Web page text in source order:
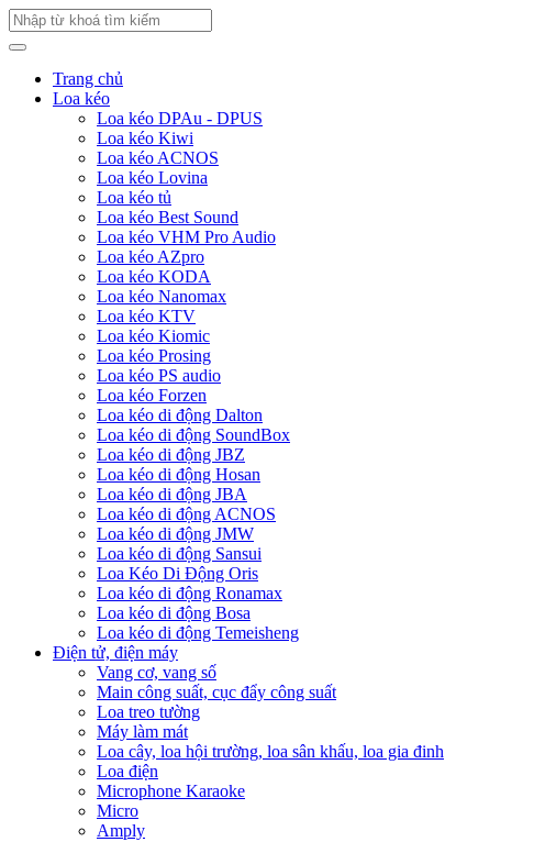
Trang chủ
Loa kéo
Loa kéo DPAu - DPUS
Loa kéo Kiwi
Loa kéo ACNOS
Loa kéo Lovina
Loa kéo tủ
Loa kéo Best Sound
Loa kéo VHM Pro Audio
Loa kéo AZpro
Loa kéo KODA
Loa kéo Nanomax
Loa kéo KTV
Loa kéo Kiomic
Loa kéo Prosing
Loa kéo PS audio
Loa kéo Forzen
Loa kéo di động Dalton
Loa kéo di động SoundBox
Loa kéo di động JBZ
Loa kéo di động Hosan
Loa kéo di động JBA
Loa kéo di động ACNOS
Loa kéo di động JMW
Loa kéo di động Sansui
Loa Kéo Di Động Oris
Loa kéo di động Ronamax
Loa kéo di động Bosa
Loa kéo di động Temeisheng
Điện tử, điện máy
Vang cơ, vang số
Main công suất, cục đẩy công suất
Loa treo tường
Máy làm mát
Loa cây, loa hội trường, loa sân khấu, loa gia đinh
Loa điện
Microphone Karaoke
Micro
Amply